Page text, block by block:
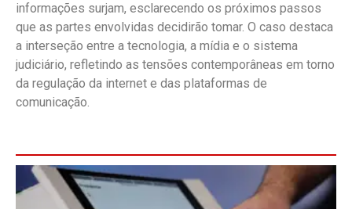
informações surjam, esclarecendo os próximos passos
que as partes envolvidas decidirão tomar. O caso destaca
a interseção entre a tecnologia, a mídia e o sistema
judiciário, refletindo as tensões contemporâneas em torno
da regulação da internet e das plataformas de
comunicação.